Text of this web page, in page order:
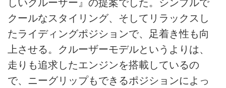
しいクルーザー』の提案でした。シンプルで
クールなスタイリング、そしてリラックスし
たライディングポジションで、足着き性も向
上させる。クルーザーモデルというよりは、
走りも追求したエンジンを搭載しているの
で、ニーグリップもできるポジションによっ